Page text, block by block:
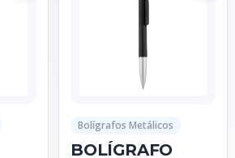
Bolígrafos Metálicos
BOLÍGRAFO